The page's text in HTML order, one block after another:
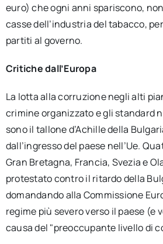
euro) che ogni anni spariscono,
casse dell’industria del tabacco,
partiti al governo.
Critiche dall’Europa
La lotta alla corruzione negli alti
crimine organizzato e gli standard
sono il tallone d’Achille della
dall’ingresso del paese nell’Ue.
Gran Bretagna, Francia, Svezia e
protestato contro il ritardo della
domandando alla Commissione
regime più severo verso il paese (e
causa del "preoccupante livello di